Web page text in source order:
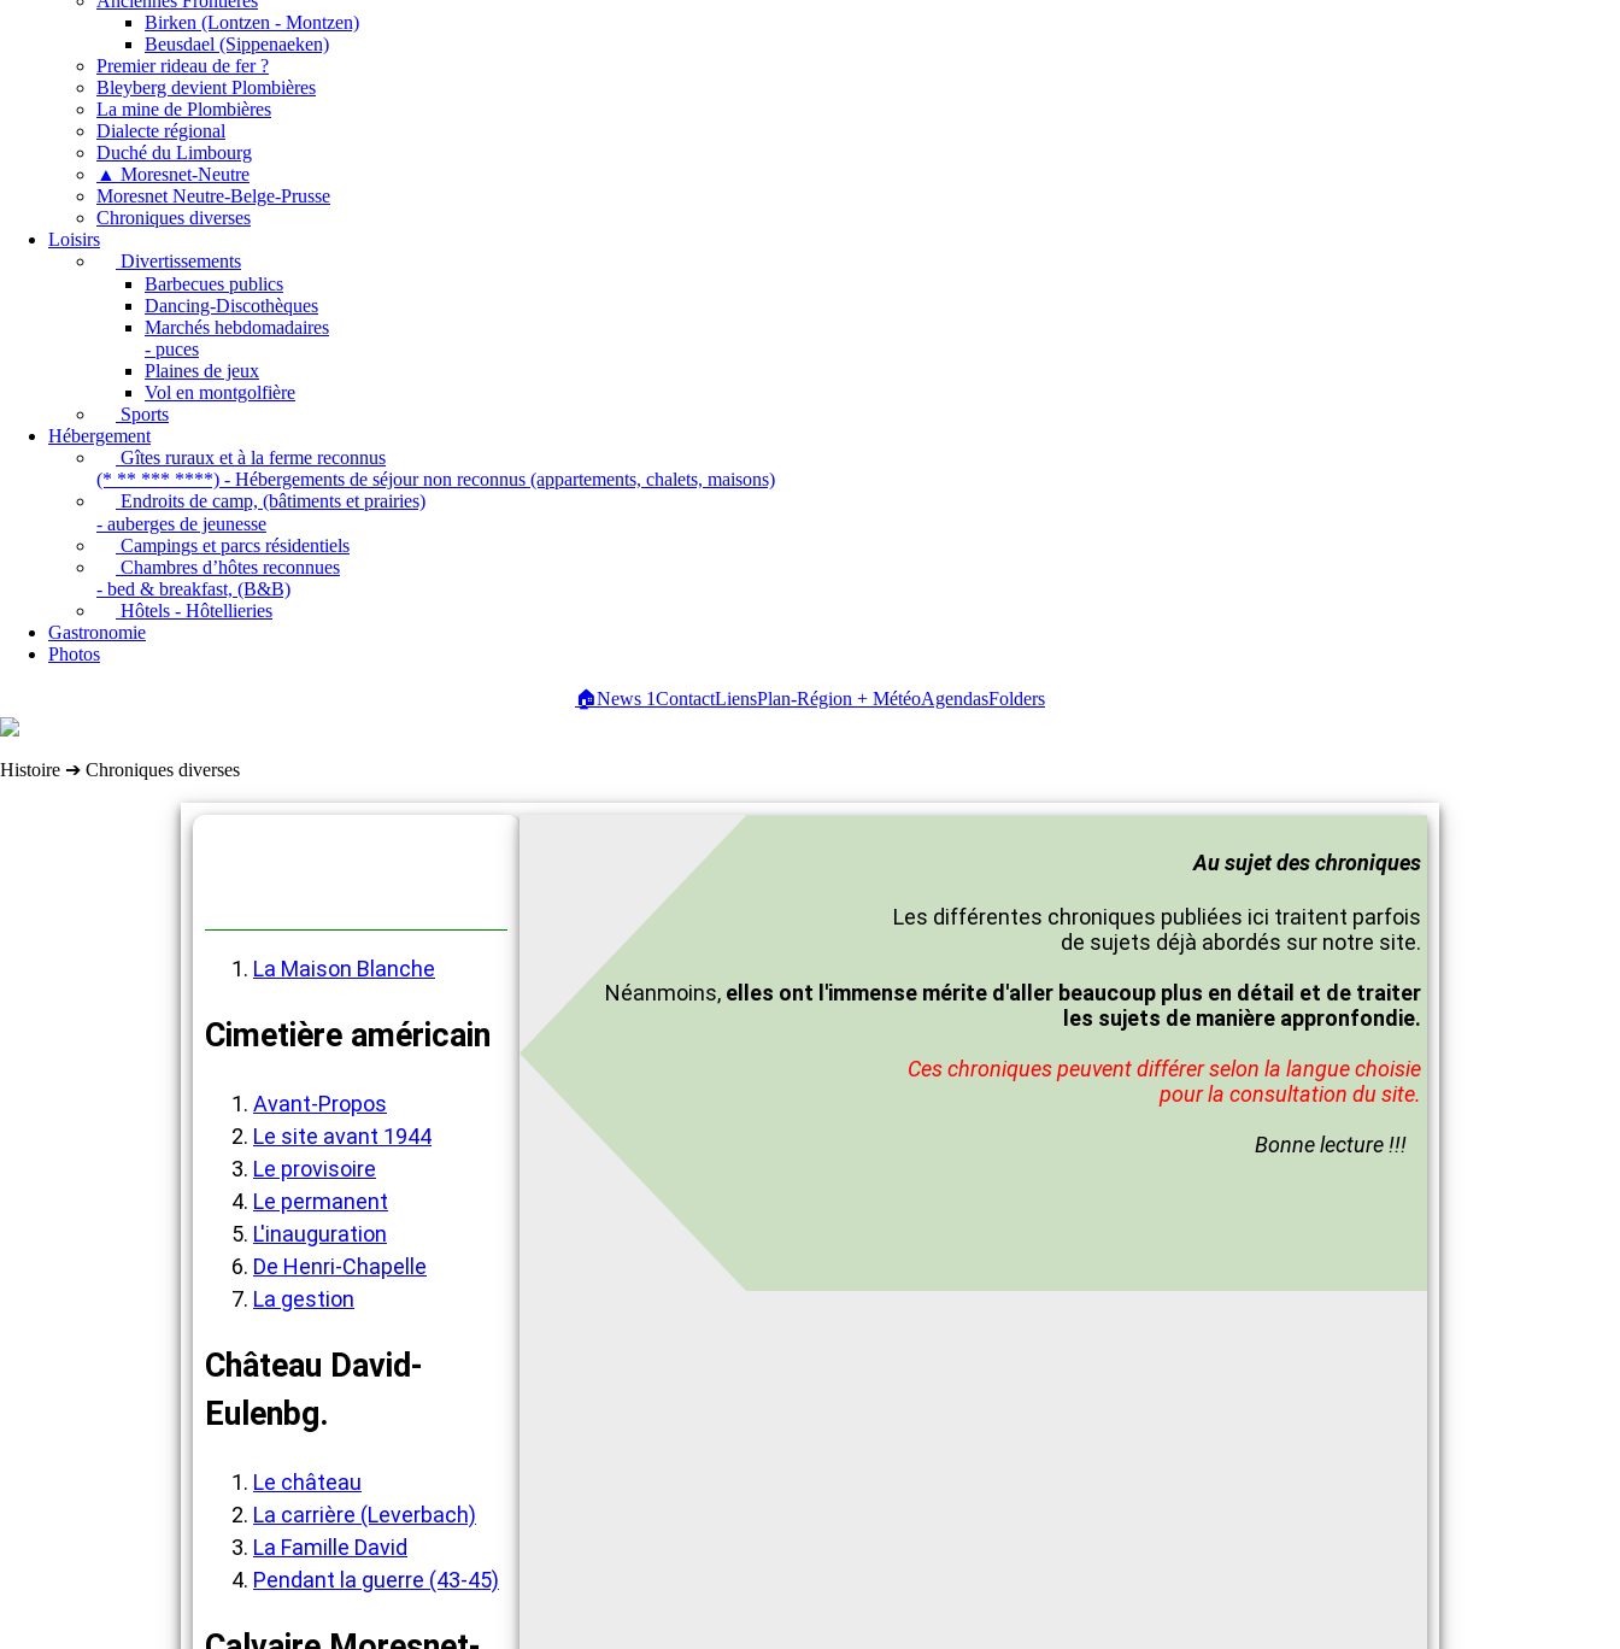
Birken (Lontzen - Montzen)
Beusdael (Sippenaeken)
Premier rideau de fer ?
Bleyberg devient Plombières
La mine de Plombières
Dialecte régional
Duché du Limbourg
▲ Moresnet-Neutre
Moresnet Neutre-Belge-Prusse
Chroniques diverses
Loisirs
Divertissements
Barbecues publics
Dancing-Discothèques
Marchés hebdomadaires
- puces
Plaines de jeux
Vol en montgolfière
Sports
Hébergement
Gîtes ruraux et à la ferme reconnus
(* ** *** ****) - Hébergements de séjour non reconnus (appartements, chalets, maisons)
Endroits de camp, (bâtiments et prairies)
- auberges de jeunesse
Campings et parcs résidentiels
Chambres d’hôtes reconnues
- bed & breakfast, (B&B)
Hôtels - Hôtellieries
Gastronomie
Photos
🏠News 1ContactLiensPlan-Région + MétéoAgendasFolders
Histoire ➔ Chroniques diverses
La Maison Blanche
Cimetière américain
Avant-Propos
Le site avant 1944
Le provisoire
Le permanent
L'inauguration
De Henri-Chapelle
La gestion
Château David-
Eulenbg.
Le château
La carrière (Leverbach)
La Famille David
Pendant la guerre (43-45)
Au sujet des chroniques
Les différentes chroniques publiées ici traitent parfois
de sujets déjà abordés sur notre site.
Néanmoins, elles ont l'immense mérite d'aller beaucoup plus en détail et de traiter
les sujets de manière appronfondie.
Ces chroniques peuvent différer selon la langue choisie
pour la consultation du site.
Bonne lecture !!!